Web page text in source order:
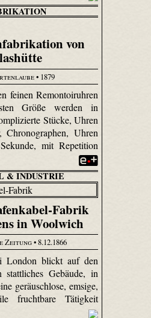
von
• 1879
feinen Remontoir­uhren
Größe werden in
Stücke, Uhren
Chronographen, Uhren
mit Repetition
& INDUSTRIE
Fabrik
in Woolwich
• 8.12.1866
London blickt auf den
stattliches Gebäude, in
geräuschlose, emsige,
fruchtbare Tätigkeit